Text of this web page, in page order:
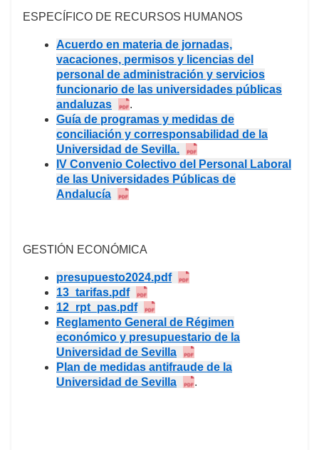
ESPECÍFICO DE RECURSOS HUMANOS
Acuerdo en materia de jornadas,
vacaciones, permisos y licencias del
personal de administración y servicios
funcionario de las universidades públicas
andaluzas
.
Guía de programas y medidas de
conciliación y corresponsabilidad de la
Universidad de Sevilla.
IV Convenio Colectivo del Personal Laboral
de las Universidades Públicas de
Andalucía
GESTIÓN ECONÓMICA
presupuesto2024.pdf
13_tarifas.pdf
12_rpt_pas.pdf
Reglamento General de Régimen
económico y presupuestario de la
Universidad de Sevilla
Plan de medidas antifraude de la
Universidad de Sevilla
.